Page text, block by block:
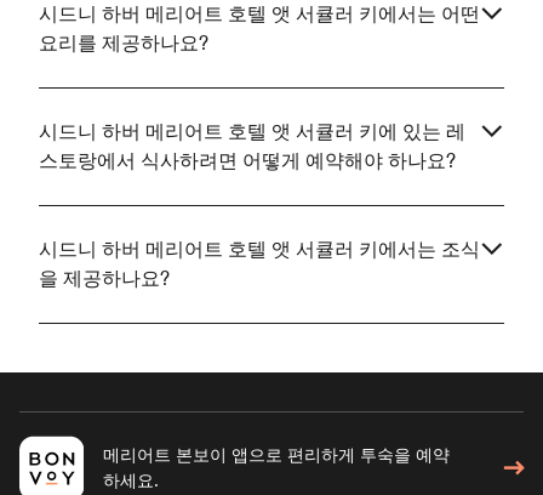
시드니 하버 메리어트 호텔 앳 서큘러 키에서는 어떤
요리를 제공하나요?
시드니 하버 메리어트 호텔 앳 서큘러 키에 있는 레
스토랑에서 식사하려면 어떻게 예약해야 하나요?
시드니 하버 메리어트 호텔 앳 서큘러 키에서는 조식
을 제공하나요?
메리어트 본보이 앱으로 편리하게 투숙을 예약
하세요.